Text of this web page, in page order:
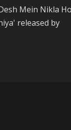
Mein Nikla
released by